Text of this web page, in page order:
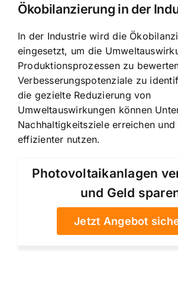
Ökobilanzierung in der
In der Industrie wird die
eingesetzt, um die
Produktionsprozessen zu
Verbesserungspotenziale zu
die gezielte Reduzierung von
Umweltauswirkungen können
Nachhaltigkeitsziele erreichen und
effizienter nutzen.
Photovoltaikanlagen
und Geld
Jetzt Angebot